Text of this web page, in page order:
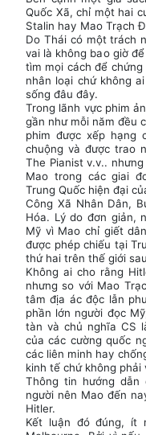
Quốc Xã, chỉ một hai
Stalin hay Mao Trạch
Do Thái có một trách
vai là không bao giờ
tìm mọi cách để
nhân loại chứ không
sống đâu đây.
Trong lãnh vực phim
gần như mỗi năm đều
phim được xếp hạng
chuộng và được trao
The Pianist v.v..
Mao trong các giai
Trung Quốc hiện đại
Công Xã Nhân Dân,
Hóa. Lý do đơn giản,
Mỹ vì Mao chỉ giết
được phép chiếu tại
thứ hai trên thế giới
Không ai cho rằng
nhưng so với Mao
tâm địa ác độc lẫn
phần lớn người đọc
tàn và chủ nghĩa CS
của các cường quốc
các liên minh hay
kinh tế chứ không phải
Thông tin hướng
người nên Mao đến
Hitler.
Kết luận đó đúng, ít